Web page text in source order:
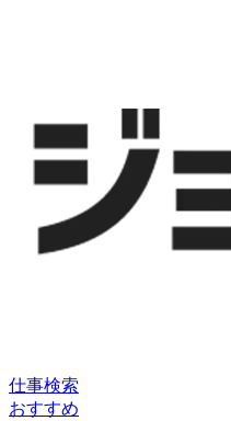
仕事検索
おすすめ